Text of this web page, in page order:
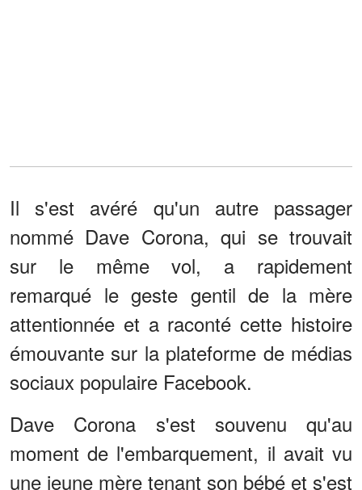
Il s'est avéré qu'un autre passager
nommé Dave Corona, qui se trouvait
sur le même vol, a rapidement
remarqué le geste gentil de la mère
attentionnée et a raconté cette histoire
émouvante sur la plateforme de médias
sociaux populaire Facebook.
Dave Corona s'est souvenu qu'au
moment de l'embarquement, il avait vu
une jeune mère tenant son bébé et s'est